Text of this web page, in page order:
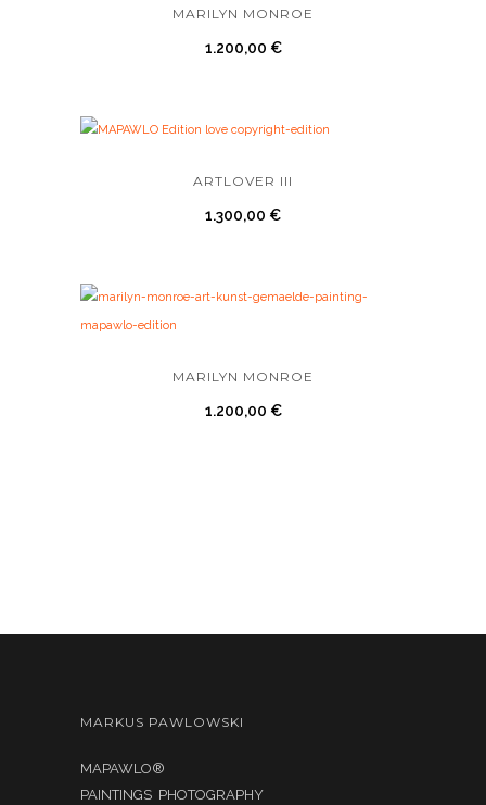
MARILYN MONROE
1.200,00 €
ARTLOVER III
1.300,00 €
MARILYN MONROE
1.200,00 €
MARKUS PAWLOWSKI
MAPAWLO®
PAINTINGS PHOTOGRAPHY